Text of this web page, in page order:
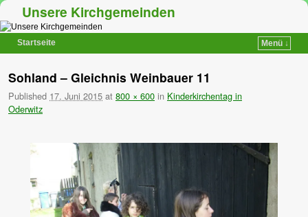
Unsere Kirchgemeinden
Startseite
Menü ↓
Sohland – Gleichnis Weinbauer 11
Published 17. Juni 2015 at 800 × 600 in Kinderkirchentag in
Oderwitz